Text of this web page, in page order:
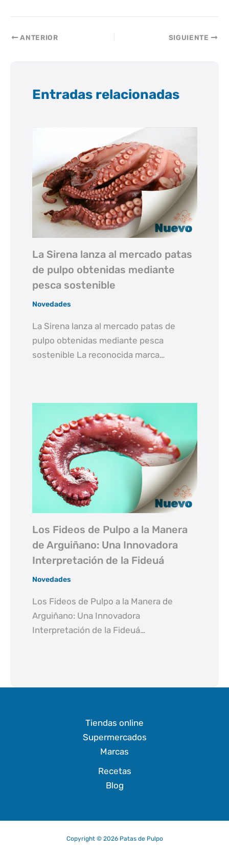
ANTERIOR SIGUIENTE
Entradas relacionadas
La Sirena lanza al mercado patas
de pulpo obtenidas mediante
pesca sostenible
Novedades
La Sirena lanza al mercado patas de
pulpo obtenidas mediante pesca
sostenible La reconocida marca…
Los Fideos de Pulpo a la Manera
de Arguiñano: Una Innovadora
Interpretación de la Fideuá
Novedades
Los Fideos de Pulpo a la Manera de
Arguiñano: Una Innovadora
Interpretación de la Fideuá…
Tiendas online
Supermercados
Marcas
Recetas
Blog
Copyright © 2026 Patas de Pulpo